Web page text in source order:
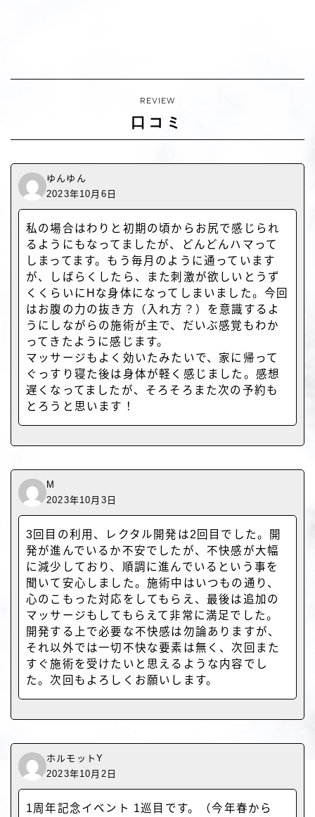
REVIEW
口コミ
ゆんゆん
2023年10月6日
私の場合はわりと初期の頃からお尻で感じられ
るようにもなってましたが、どんどんハマって
しまってます。もう毎月のように通っています
が、しばらくしたら、また刺激が欲しいとうず
くくらいにHな身体になってしまいました。今回
はお腹の力の抜き方（入れ方？）を意識するよ
うにしながらの施術が主で、だいぶ感覚もわか
ってきたように感じます。
マッサージもよく効いたみたいで、家に帰って
ぐっすり寝た後は身体が軽く感じました。感想
遅くなってましたが、そろそろまた次の予約も
とろうと思います！
M
2023年10月3日
3回目の利用、レクタル開発は2回目でした。開
発が進んでいるか不安でしたが、不快感が大幅
に減少しており、順調に進んでいるという事を
聞いて安心しました。施術中はいつもの通り、
心のこもった対応をしてもらえ、最後は追加の
マッサージもしてもらえて非常に満足でした。
開発する上で必要な不快感は勿論ありますが、
それ以外では一切不快な要素は無く、次回また
すぐ施術を受けたいと思えるような内容でし
た。次回もよろしくお願いします。
ホルモットY
2023年10月2日
1周年記念イベント 1巡目です。（今年春から